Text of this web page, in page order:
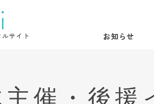
サイト お知らせ